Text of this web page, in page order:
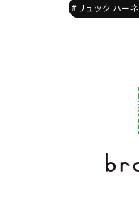
#リュック ハーネ